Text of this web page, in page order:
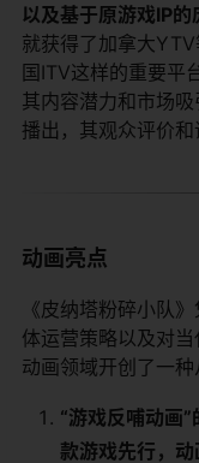
以及基于原游戏IP的
就获得了加拿大
国ITV这样的重要平
其内容潜力和市场
播出，其观众评价和
动画亮点
《皮纳塔粉碎小队
体运营策略以及对
动画领域开创了一种
“游戏反哺动画
款游戏先行，